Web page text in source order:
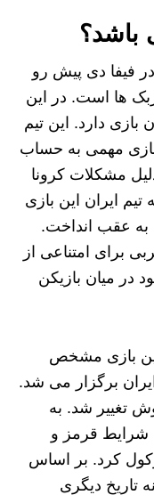
فیفا دی پیش رو
ها است. در این
بازی دارد. این تیم
مهمی به حساب
مشکلات کرونا
ایران این بازی
به عقب انداخت.
برای امتناعی از
در میان بازیکن
بازی مشخص
ایران برگزار می شد.
تغییر شد. به
شرایط قرمز و
کرد. بر اساس
تاریخ دیگری